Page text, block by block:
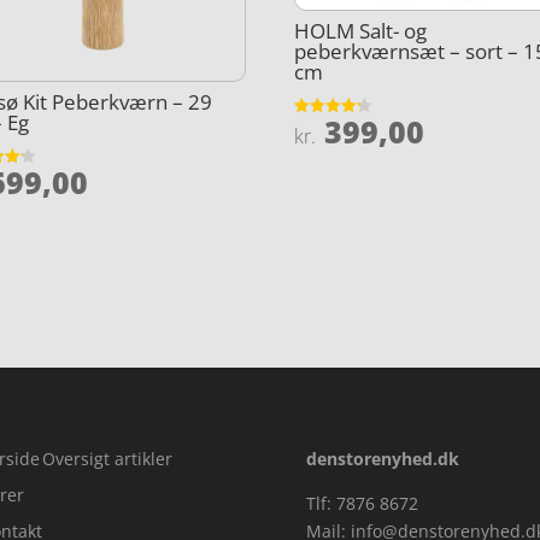
Kit Peberkværn – 29
Eg
HOLM Salt- og
peberkværnsæt – sort –
cm
Vurderet
4.2
kr. 399,00
Oversigt artikler
denstorenyhed.dk
Tlf: 7876 8672
Mail: